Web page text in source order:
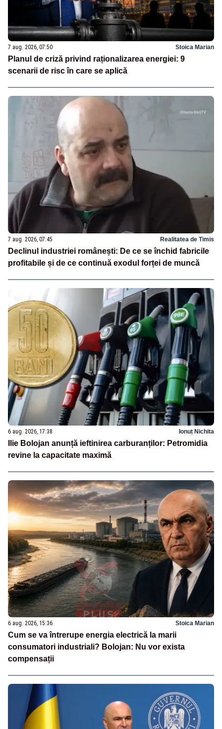
7 aug. 2026, 07:50 Stoica Marian
Planul de criză privind raționalizarea energiei: 9
scenarii de risc în care se aplică
7 aug. 2026, 07:45 Realitatea de Timis
Declinul industriei românești: De ce se închid fabricile
profitabile și de ce continuă exodul forței de muncă
6 aug. 2026, 17:38 Ionuț Nichita
Ilie Bolojan anunță ieftinirea carburanților: Petromidia
revine la capacitate maximă
6 aug. 2026, 15:36 Stoica Marian
Cum se va întrerupe energia electrică la marii
consumatori industriali? Bolojan: Nu vor exista
compensații